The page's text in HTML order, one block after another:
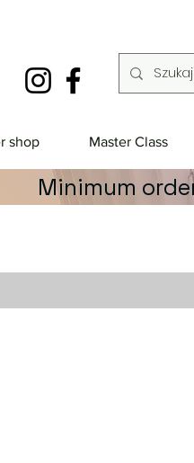
shop Master Class
Minimum